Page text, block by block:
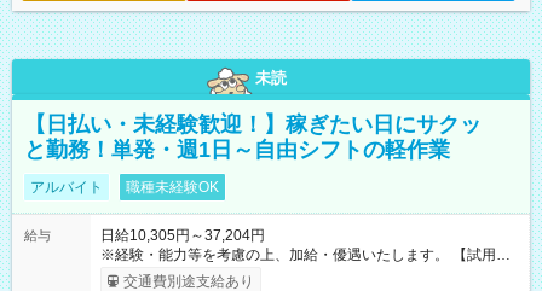
未読
【日払い・未経験歓迎！】稼ぎたい日にサクッ
と勤務！単発・週1日～自由シフトの軽作業
アルバイト 職種未経験OK
給与
日給10,305円～37,204円
※経験・能力等を考慮の上、加給・優遇いたします。 【試用期
間】試用期間なし
交通費別途支給あり